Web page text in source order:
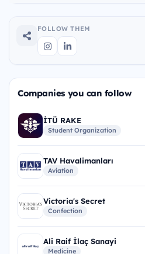
FOLLOW THEM
Companies you can follow
İTÜ RAKE
Student Organization
TAV Havalimanları
Aviation
Victoria's Secret
Confection
Ali Raif İlaç Sanayi
Medicine